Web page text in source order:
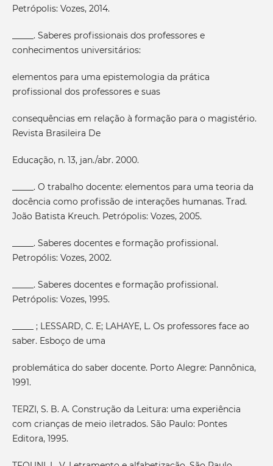
Petrópolis: Vozes, 2014.
_____. Saberes profissionais dos professores e
conhecimentos universitários:
elementos para uma epistemologia da prática
profissional dos professores e suas
consequências em relação à formação para o magistério.
Revista Brasileira De
Educação, n. 13, jan./abr. 2000.
_____. O trabalho docente: elementos para uma teoria da
docência como profissão de interações humanas. Trad.
João Batista Kreuch. Petrópolis: Vozes, 2005.
_____. Saberes docentes e formação profissional.
Petropólis: Vozes, 2002.
_____. Saberes docentes e formação profissional.
Petrópolis: Vozes, 1995.
_____ ; LESSARD, C. E; LAHAYE, L. Os professores face ao
saber. Esboço de uma
problemática do saber docente. Porto Alegre: Pannônica,
1991.
TERZI, S. B. A. Construção da Leitura: uma experiência
com crianças de meio iletrados. São Paulo: Pontes
Editora, 1995.